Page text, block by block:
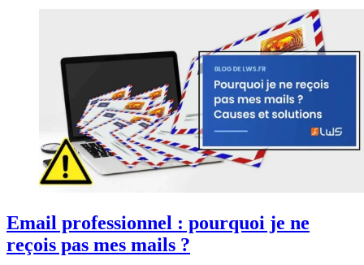
Email professionnel : pourquoi je ne
reçois pas mes mails ?